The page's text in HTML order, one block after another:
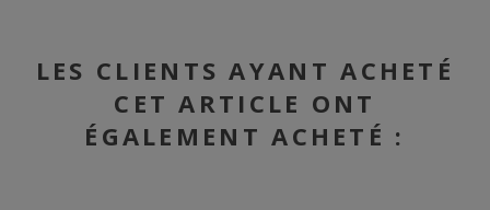
LES CLIENTS AYANT ACHETÉ
CET ARTICLE ONT
ÉGALEMENT ACHETÉ :